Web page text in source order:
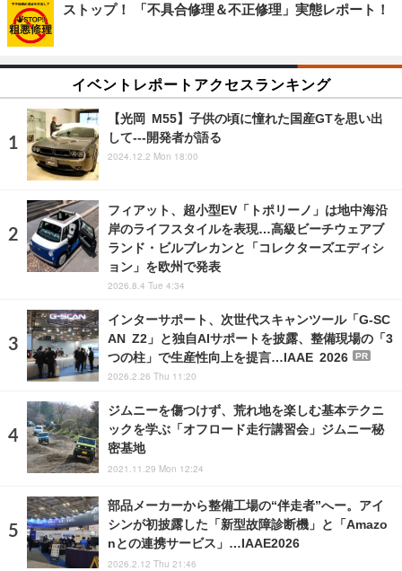
ストップ！ 「不具合修理＆不正修理」実態レポート！
イベントレポートアクセスランキング
【光岡 M55】子供の頃に憧れた国産GTを思い出
して---開発者が語る
2024.12.2 Mon 18:00
フィアット、超小型EV「トポリーノ」は地中海沿
岸のライフスタイルを表現…高級ビーチウェアブ
ランド・ビルブレカンと「コレクターズエディシ
ョン」を欧州で発表
2026.8.4 Tue 4:34
インターサポート、次世代スキャンツール「G-SC
AN Z2」と独自AIサポートを披露、整備現場の「3
つの柱」で生産性向上を提言…IAAE 2026
PR
2026.2.26 Thu 11:20
ジムニーを傷つけず、荒れ地を楽しむ基本テクニ
ックを学ぶ「オフロード走行講習会」ジムニー秘
密基地
2021.11.29 Mon 12:24
部品メーカーから整備工場の“伴走者”へー。アイ
シンが初披露した「新型故障診断機」と「Amazo
nとの連携サービス」…IAAE2026
2026.2.12 Thu 21:46